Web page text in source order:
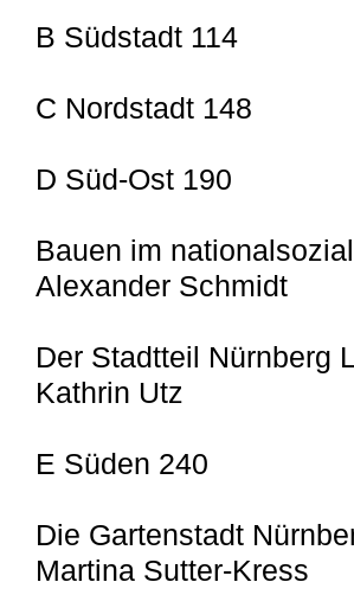
B Südstadt 114
C Nordstadt 148
D Süd-Ost 190
Bauen im
Alexander Schmidt
Der Stadtteil Nürnberg
Kathrin Utz
E Süden 240
Die Gartenstadt
Martina Sutter-Kress